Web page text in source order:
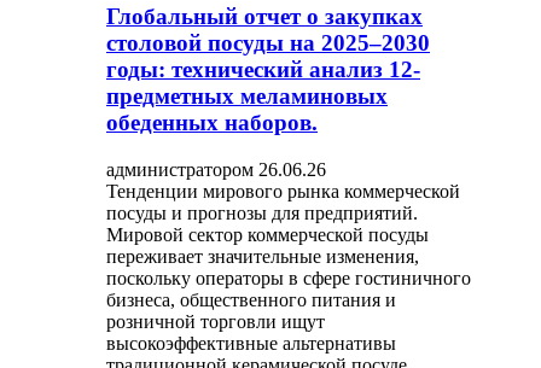
Глобальный отчет о закупках
столовой посуды на 2025–2030
годы: технический анализ 12-
предметных меламиновых
обеденных наборов.
администратором 26.06.26
Тенденции мирового рынка коммерческой
посуды и прогнозы для предприятий.
Мировой сектор коммерческой посуды
переживает значительные изменения,
поскольку операторы в сфере гостиничного
бизнеса, общественного питания и
розничной торговли ищут
высокоэффективные альтернативы